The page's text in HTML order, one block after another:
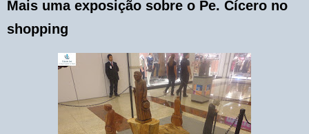
Mais uma exposição sobre o Pe. Cícero no
shopping